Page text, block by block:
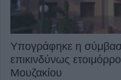
Υπογράφηκε η
επικινδύνως
Μουζακίου